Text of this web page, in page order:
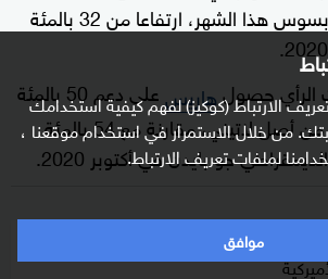
الارتباط (كوكيز) لفهم كيفية استخدامك
من خلال الاستمرار في استخدام موقعنا ،
لملفات تعريف الارتباط.
موافق
الرأي أجرتها |رويترز/إبسوس هذا الشهر، ارتفاعا من 32 بالمئة
الرأي حصولهاريس
على دعم 50 بالمئة
من أصوات الناخبين من أصل لاتيني، مقارنة مع 54 بالمئة
جو بايدن في أكتوبر 2020.
"قضية القمامة".. مزحة أشعلت الانتخابات